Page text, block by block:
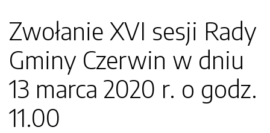
Zwołanie XVI sesji Rady
Gminy Czerwin w dniu
13 marca 2020 r. o godz.
11.00